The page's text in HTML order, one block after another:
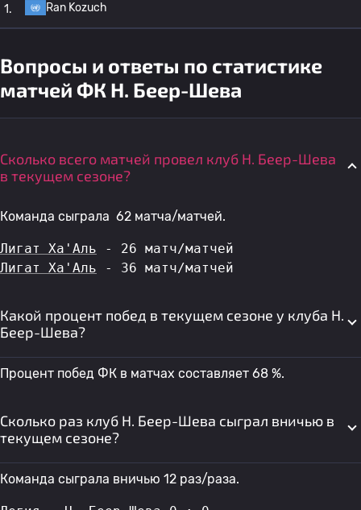
1. Ran Kozuch
Вопросы и ответы по статистике
матчей ФК H. Беер-Шева
Сколько всего матчей провел клуб H. Беер-Шева
в текущем сезоне?
Команда сыграла 62 матча/матчей.
Лигат Ха'Аль - 26 матч/матчей
Лигат Ха'Аль - 36 матч/матчей
Какой процент побед в текущем сезоне у клуба H.
Беер-Шева?
Процент побед ФК в матчах составляет 68 %.
Сколько раз клуб H. Беер-Шева сыграл вничью в
текущем сезоне?
Команда сыграла вничью 12 раз/раза.